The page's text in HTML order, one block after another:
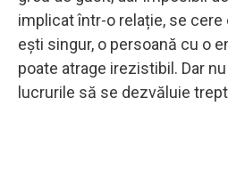
implicat într-o relație, se cere
ești singur, o persoană cu o
poate atrage irezistibil. Dar
lucrurile să se dezvăluie